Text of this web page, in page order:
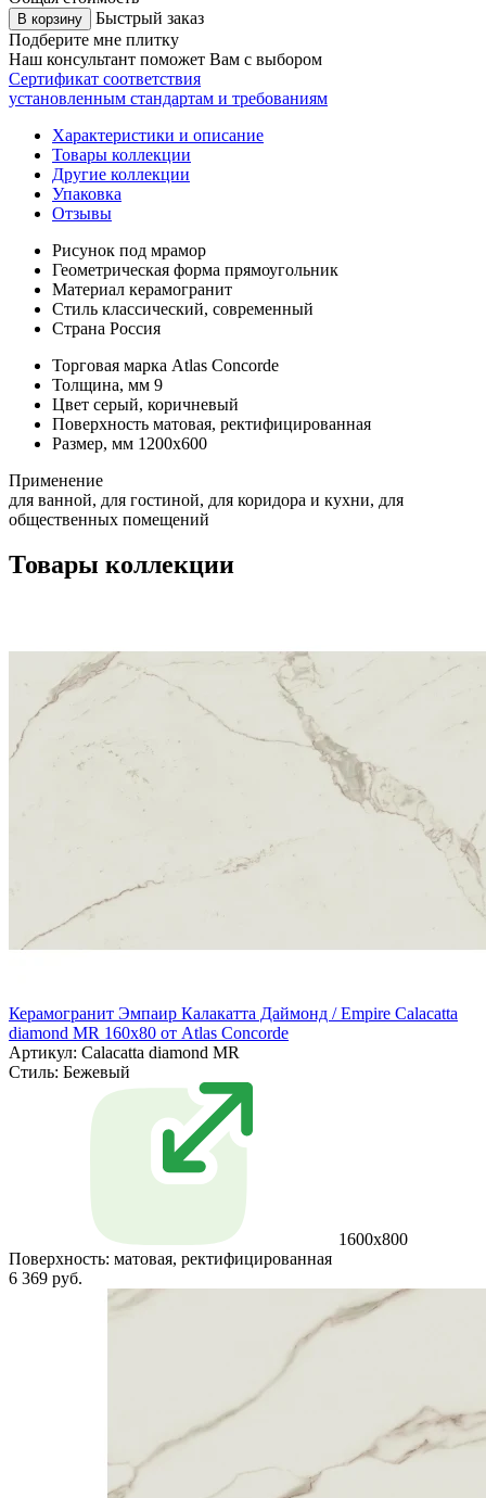
В корзину
Быстрый заказ
Подберите мне плитку
Наш консультант поможет Вам с выбором
Сертификат соответствия
установленным стандартам и требованиям
Характеристики и описание
Товары коллекции
Другие коллекции
Упаковка
Отзывы
Рисунок под мрамор
Геометрическая форма прямоугольник
Материал керамогранит
Стиль классический, современный
Страна Россия
Торговая марка Atlas Concorde
Толщина, мм 9
Цвет серый, коричневый
Поверхность матовая, ректифицированная
Размер, мм 1200x600
Применение
для ванной, для гостиной, для коридора и кухни, для
общественных помещений
Товары коллекции
Керамогранит Эмпаир Калакатта Даймонд / Empire Calacatta
diamond MR 160x80 от Atlas Concorde
Артикул: Calacatta diamond MR
Стиль: Бежевый
1600x800
Поверхность: матовая, ректифицированная
6 369 руб.